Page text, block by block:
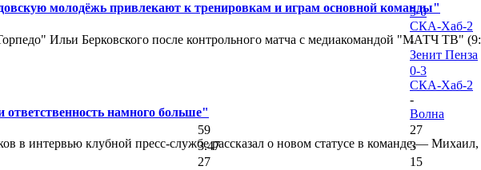
молодёжь привлекают к тренировкам и играм основной команды"
Ильи Берковского после контрольного матча с медиакомандой "МАТЧ ТВ"
намного больше"
в интервью клубной пресс-службе рассказал о новом статусе в команде.—
5-0
СКА-Хаб-2
-
Зенит Пенза
0-3
СКА-Хаб-2
-
Волна
59
27
3.47
3
27
15